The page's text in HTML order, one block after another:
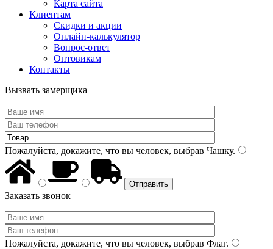
Карта сайта
Клиентам
Скидки и акции
Онлайн-калькулятор
Вопрос-ответ
Оптовикам
Контакты
Вызвать замерщика
Пожалуйста, докажите, что вы человек, выбрав Чашку.
Заказать звонок
Пожалуйста, докажите, что вы человек, выбрав Флаг.